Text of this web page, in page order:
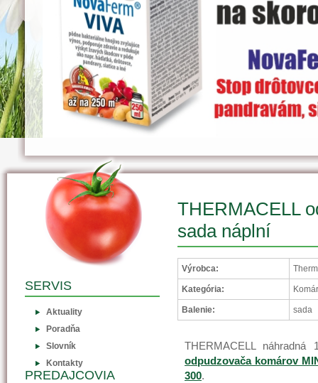
THERMACELL
sada náplní
Výrobca:
Kategória:
Balenie: sada
THERMACELL
odpudzovača komárov
300.
SERVIS
Aktuality
Poradňa
Slovník
Kontakty
PREDAJCOVIA